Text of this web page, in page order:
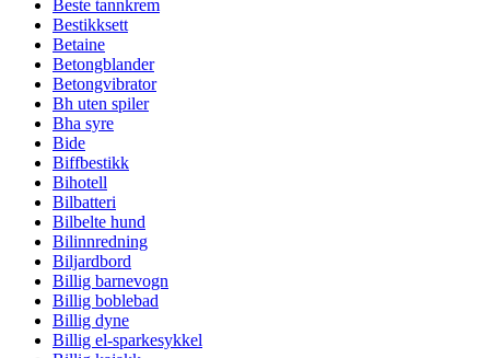
Beste tannkrem
Bestikksett
Betaine
Betongblander
Betongvibrator
Bh uten spiler
Bha syre
Bide
Biffbestikk
Bihotell
Bilbatteri
Bilbelte hund
Bilinnredning
Biljardbord
Billig barnevogn
Billig boblebad
Billig dyne
Billig el-sparkesykkel